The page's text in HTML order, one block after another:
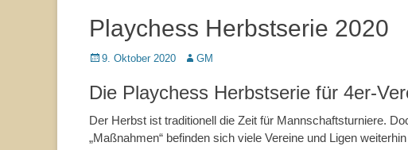
Playchess Herbstserie 2020
Veröffentlicht
9. Oktober 2020 Autor
GM
Die Playchess Herbstserie für 4er-
Der Herbst ist traditionell die Zeit für Mannschaftsturniere.
„Maßnahmen“ befinden sich viele Vereine und Ligen